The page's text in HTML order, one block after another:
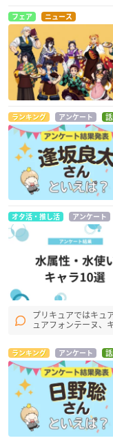
フェア ニュース
ランキング アンケート
オタ活・推し活 アンケート
プリキュアではキュ
ュアフォンテーヌ、
ランキング アンケート